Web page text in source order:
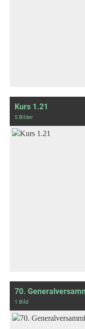
Kurs 1.21
5 Bilder
70.
1 Bild